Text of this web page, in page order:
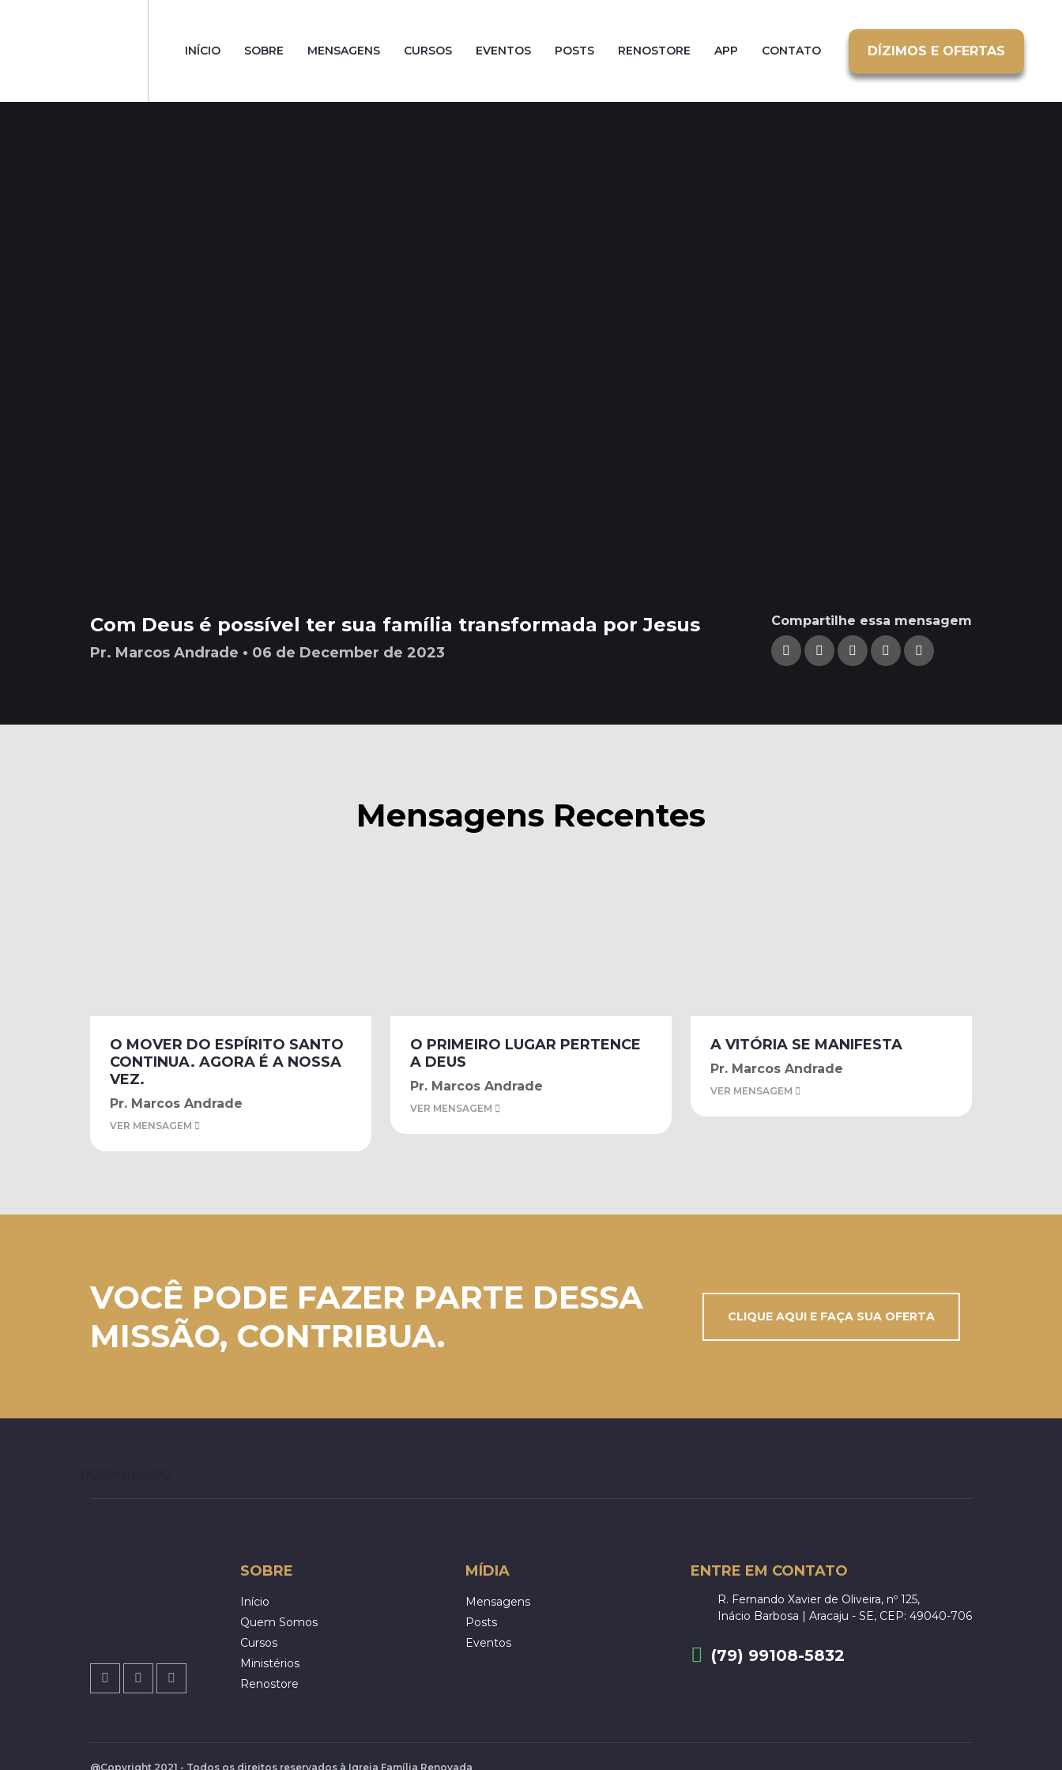
INÍCIO SOBRE MENSAGENS CURSOS EVENTOS POSTS RENOSTORE APP CONTATO DÍZIMOS E OFERTAS
Com Deus é possível ter sua família transformada por Jesus
Pr. Marcos Andrade • 06 de December de 2023
Compartilhe essa mensagem
Mensagens Recentes
O MOVER DO ESPÍRITO SANTO
CONTINUA. AGORA É A NOSSA
VEZ.
Pr. Marcos Andrade
VER MENSAGEM
O PRIMEIRO LUGAR PERTENCE
A DEUS
Pr. Marcos Andrade
VER MENSAGEM
A VITÓRIA SE MANIFESTA
Pr. Marcos Andrade
VER MENSAGEM
VOCÊ PODE FAZER PARTE DESSA
MISSÃO, CONTRIBUA.
CLIQUE AQUI E FAÇA SUA OFERTA
SOBRE
Início
Quem Somos
Cursos
Ministérios
Renostore
MÍDIA
Mensagens
Posts
Eventos
ENTRE EM CONTATO
R. Fernando Xavier de Oliveira, nº 125,
Inácio Barbosa | Aracaju - SE, CEP: 49040-706
(79) 99108-5832
@Copyright 2021 - Todos os direitos reservados à Igreja Família Renovada